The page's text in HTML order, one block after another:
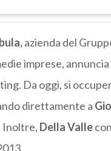
azienda del
imprese, annuncia
Da oggi, si
direttamente a
Inoltre, Della Valle